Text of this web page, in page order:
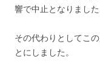
響で中止となりました
その代わりとしてこ
とにしました。